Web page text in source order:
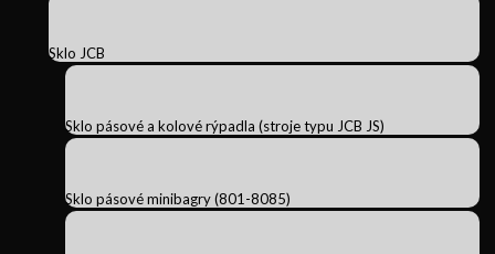
Sklo JCB
Sklo pásové a kolové rýpadla (stroje typu JCB JS)
Sklo pásové minibagry (801-8085)